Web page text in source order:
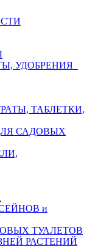
УДОБРЕНИЯ
ТАБЛЕТКИ,
САДОВЫХ
и
ТУАЛЕТОВ
РАСТЕНИЙ